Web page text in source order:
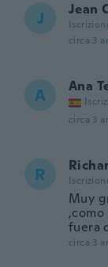
J Jean
circa 3
A Ana
circa 3
R
Muy
fuera
circa 3